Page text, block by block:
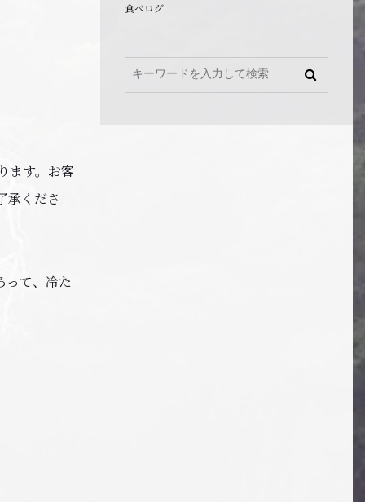
ます。お客
承くださ
って、冷た
食べログ